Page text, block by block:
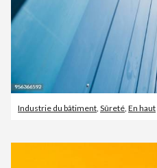
Industrie du bâtiment, Sûreté, En haut